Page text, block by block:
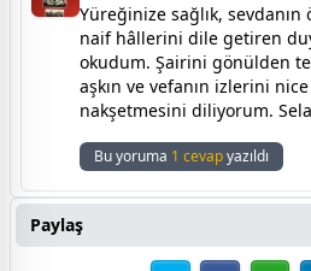
Yüreğinize sağlık,
naif hâllerini dile getiren
okudum. Şairini gönülden
aşkın ve vefanın izlerini
nakşetmesini diliyorum.
Bu yoruma 1 cevapyazıldı
Paylaş